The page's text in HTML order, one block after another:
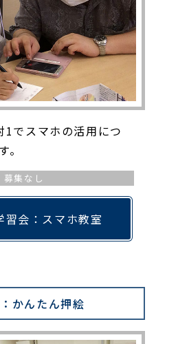
1でスマホの活用につ
募集なし
習会：スマホ教室
かんたん押絵